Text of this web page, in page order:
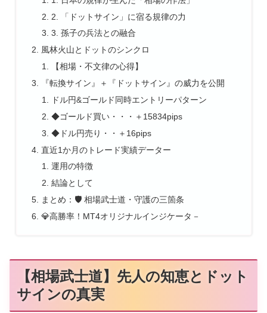
2. 「ドットサイン」に宿る規律の力
3. 孫子の兵法との融合
風林火山とドットのシンクロ
【相場・不文律の心得】
『転換サイン』＋『ドットサイン』の威力を公開
ドル円&ゴールド同時エントリーパターン
◆ゴールド買い・・・＋15834pips
◆ドル円売り・・＋16pips
直近1か月のトレード実績データー
運用の特徴
結論として
まとめ：🛡️ 相場武士道・守護の三箇条
💎高勝率！MT4オリジナルインジケータ－
【相場武士道】先人の知恵とドット
サインの真実